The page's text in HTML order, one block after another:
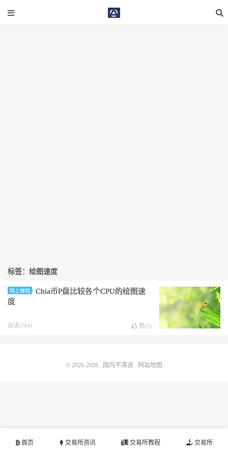
标签：绘图速度
网上赚钱
Chia币P盘比较各个CPU的绘图速
度
阅读(164) 赞(7)
首页 交易所资讯 交易所教程 交易所
© 2026-2026 国内不清退 网站地图